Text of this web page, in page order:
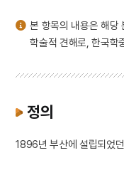
10 성학십도
1
대정실업친
2
친일인명사
본 항목의 내용은 해당
학술적 견해로, 한국학
정의
1896년 부산에 설립되었